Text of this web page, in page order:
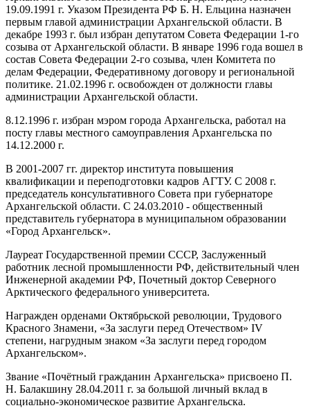
19.09.1991 г. Указом Президента РФ Б. Н. Ельцина назначен
первым главой администрации Архангельской области. В
декабре 1993 г. был избран депутатом Совета Федерации 1-го
созыва от Архангельской области. В январе 1996 года вошел в
состав Совета Федерации 2-го созыва, член Комитета по
делам Федерации, Федеративному договору и региональной
политике. 21.02.1996 г. освобожден от должности главы
администрации Архангельской области.
8.12.1996 г. избран мэром города Архангельска, работал на
посту главы местного самоуправления Архангельска по
14.12.2000 г.
В 2001-2007 гг. директор института повышения
квалификации и переподготовки кадров АГТУ. С 2008 г.
председатель консультативного Совета при губернаторе
Архангельской области. С 24.03.2010 - общественный
представитель губернатора в муниципальном образовании
«Город Архангельск».
Лауреат Государственной премии СССР, Заслуженный
работник лесной промышленности РФ, действительный член
Инженерной академии РФ, Почетный доктор Северного
Арктического федерального университета.
Награжден орденами Октябрьской революции, Трудового
Красного Знамени, «За заслуги перед Отечеством» IV
степени, нагрудным знаком «За заслуги перед городом
Архангельском».
Звание «Почётный гражданин Архангельска» присвоено П.
Н. Балакшину 28.04.2011 г. за большой личный вклад в
социально-экономическое развитие Архангельска.